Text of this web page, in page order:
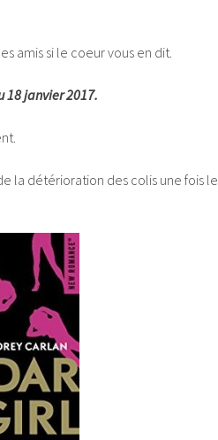
amis si le coeur vous en dit.
18 janvier 2017.
la détérioration des colis une fois le